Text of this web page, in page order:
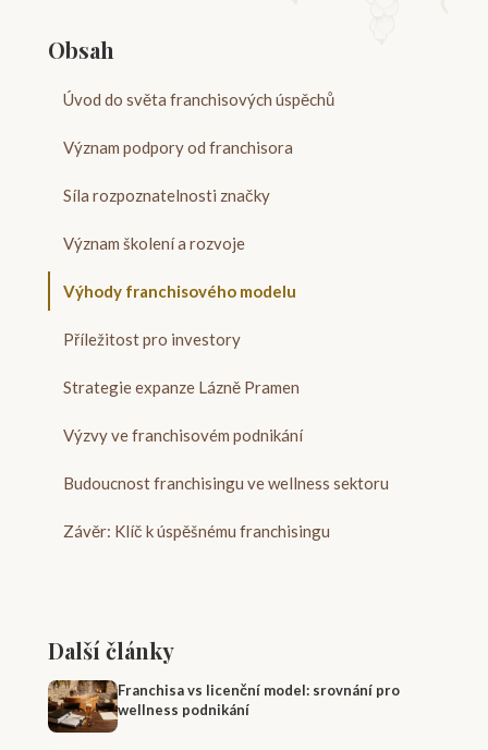
Obsah
Úvod do světa franchisových úspěchů
Význam podpory od franchisora
Síla rozpoznatelnosti značky
Význam školení a rozvoje
Výhody franchisového modelu
Příležitost pro investory
Strategie expanze Lázně Pramen
Výzvy ve franchisovém podnikání
Budoucnost franchisingu ve wellness sektoru
Závěr: Klíč k úspěšnému franchisingu
Další články
Franchisa vs licenční model: srovnání pro
wellness podnikání